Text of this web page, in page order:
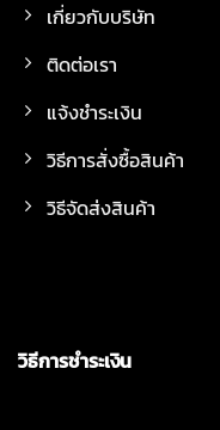
เกี่ยวกับบริษัท
ติดต่อเรา
แจ้งชำระเงิน
วิธีการสั่งซื้อสินค้า
วิธีจัดส่งสินค้า
วิธีการชำระเงิน